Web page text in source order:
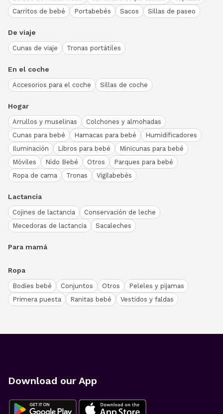
Carritos de bebé
Portabebés Sacos Sillas de paseo
De viaje
Cunas de viaje Tronas portátiles
En el coche
Accesorios para el coche Sillas de coche
Hogar
Arrullos y muselinas
Colchones y almohadas
Cunas para bebé
Hamacas para bebé
Humidificadores
Iluminación
Libros para bebé
Minicunas para bebé
Móviles
Nido Bebé Otros
Parques para bebé
Ropa de cama
Tronas Vigilabebés
Lactancia
Cojines de lactancia
Conservación de leche
Mecedoras de lactancia
Sacaleches
Para mamá
Ropa
Bodies bebé Conjuntos Otros
Peleles y pijamas
Primera puesta
Ranitas bebé Vestidos y faldas
Download our App